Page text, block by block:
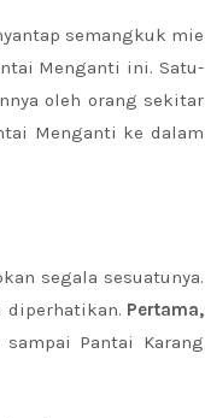
semangkuk mie
Menganti ini. Satu-
oleh orang sekitar
Menganti ke dalam
segala sesuatunya.
diperhatikan. Pertama,
Pantai Karang